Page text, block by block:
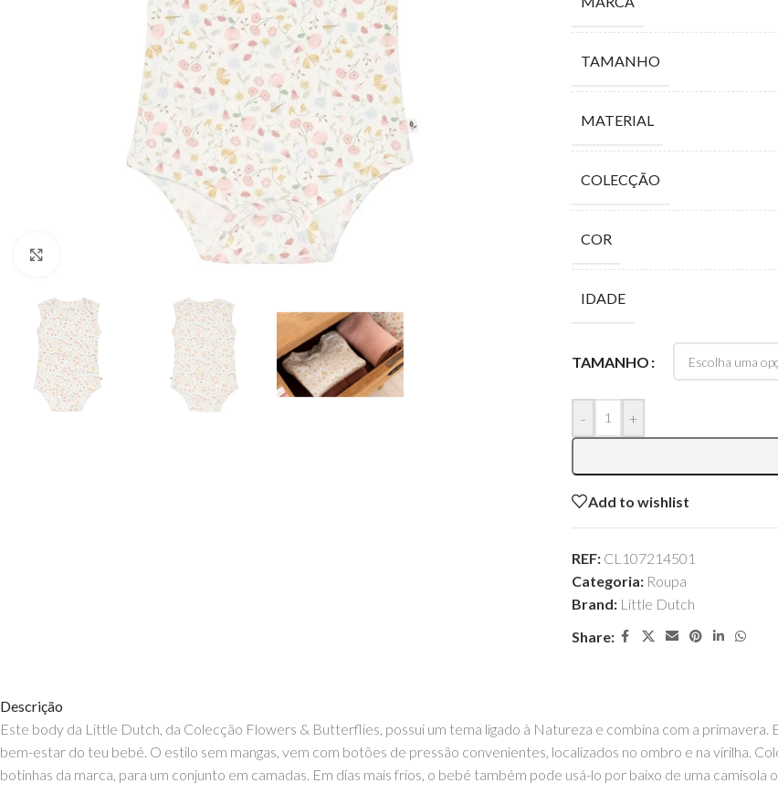
TAMANHO
MATERIAL
COLECÇÃO
COR
IDADE
TAMANHO
- +
Add to wishlist
REF: CL107214501
Categoria: Roupa
Brand: Little Dutch
Share:
Descrição
Este body da Little Dutch, da Colecção Flowers & Butterflies, possui um tema ligado à Natureza e combina com a primavera.
bem-estar do teu bebé. O estilo sem mangas, vem com botões de pressão convenientes, localizados no ombro e na virilha.
botinhas da marca, para um conjunto em camadas. Em dias mais frios, o bebé também pode usá-lo por baixo de uma